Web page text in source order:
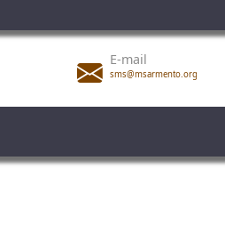
E-mail
sms@msarmento.org